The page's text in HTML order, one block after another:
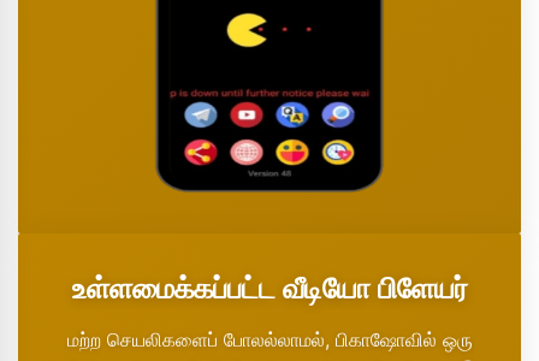
உள்ளமைக்கப்பட்ட வீடியோ பிளேயர்
மற்ற செயலிகளைப் போலல்லாமல், பிகாஷோவில் ஒரு